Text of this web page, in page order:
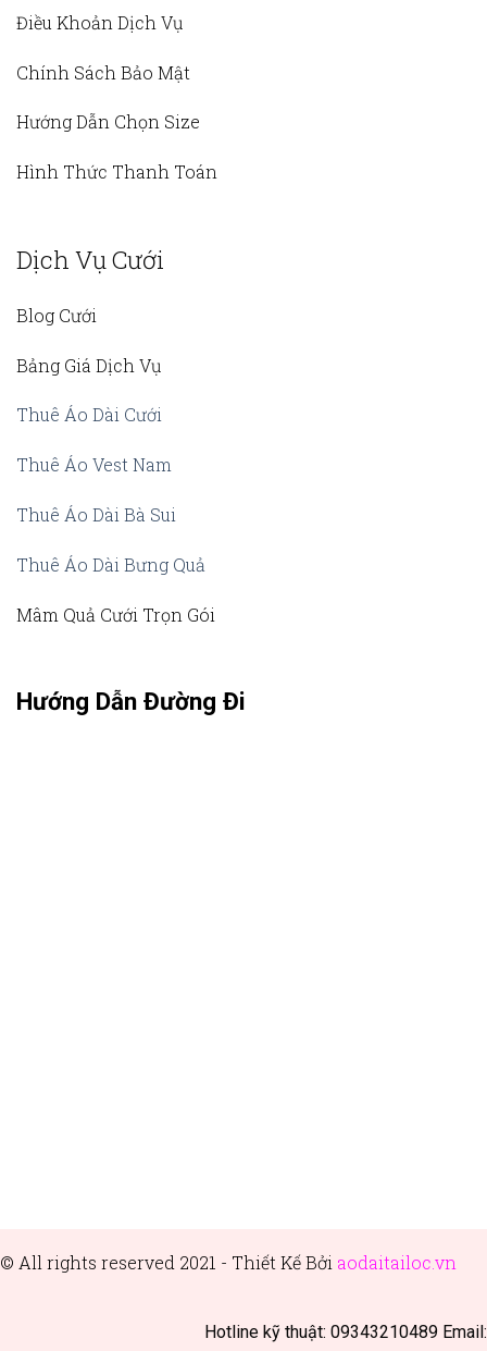
Điều Khoản Dịch Vụ
Chính Sách Bảo Mật
Hướng Dẫn Chọn Size
Hình Thức Thanh Toán
Dịch Vụ Cưới
Blog Cưới
Bảng Giá Dịch Vụ
Thuê Áo Dài Cưới
Thuê Áo Vest Nam
Thuê Áo Dài Bà Sui
Thuê Áo Dài Bưng Quả
Mâm Quả Cưới Trọn Gói
Hướng Dẫn Đường Đi
© All rights reserved 2021 - Thiết Kế Bởi aodaitailoc.vn
Hotline kỹ thuật: 09343210489 Email: